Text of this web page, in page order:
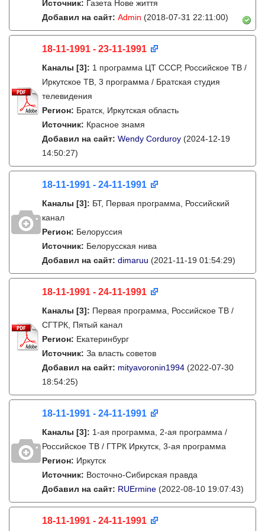
Источник: Газета Нове життя
Добавил на сайт: Admin (2018-07-31 22:11:00)
18-11-1991 - 23-11-1991
Каналы [3]: 1 программа ЦТ СССР, Российское ТВ /
Иркутское ТВ, 3 программа / Братская студия
телевидения
Регион: Братск, Иркутская область
Источник: Красное знамя
Добавил на сайт: Wendy Corduroy (2024-12-19
14:50:27)
18-11-1991 - 24-11-1991
Каналы [3]: БТ, Первая программа, Российский
канал
Регион: Белоруссия
Источник: Белорусская нива
Добавил на сайт: dimaruu (2021-11-19 01:54:29)
18-11-1991 - 24-11-1991
Каналы [3]: Первая программа, Российское ТВ /
СГТРК, Пятый канал
Регион: Екатеринбург
Источник: За власть советов
Добавил на сайт: mityavoronin1994 (2022-07-30
18:54:25)
18-11-1991 - 24-11-1991
Каналы [3]: 1-ая программа, 2-ая программа /
Российское ТВ / ГТРК Иркутск, 3-ая программа
Регион: Иркутск
Источник: Восточно-Сибирская правда
Добавил на сайт: RUErmine (2022-08-10 19:07:43)
18-11-1991 - 24-11-1991